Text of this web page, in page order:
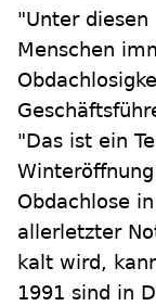
"Unter
Menschen
"Das ist ein
Obdachlose
allerletzter
kalt wird,
1991 sind in